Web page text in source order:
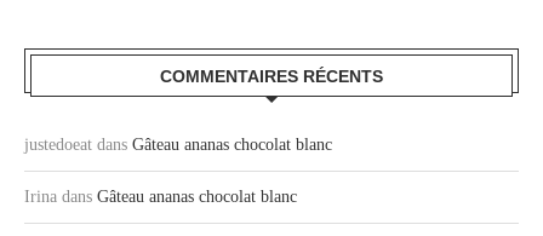
COMMENTAIRES RÉCENTS
justedoeat dans Gâteau ananas chocolat blanc
Irina dans Gâteau ananas chocolat blanc